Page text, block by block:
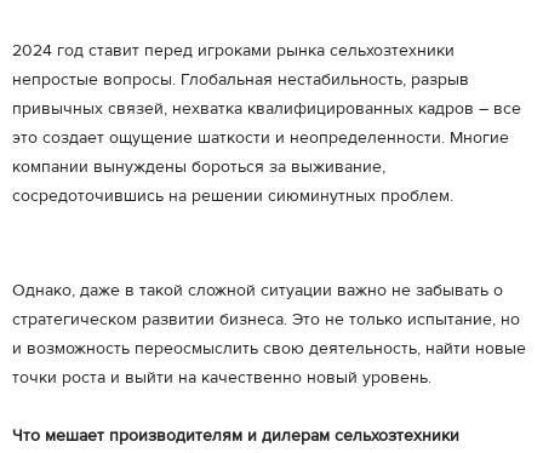
2024 год ставит перед игроками рынка сельхозтехники
непростые вопросы. Глобальная нестабильность, разрыв
привычных связей, нехватка квалифицированных кадров – все
это создает ощущение шаткости и неопределенности. Многие
компании вынуждены бороться за выживание,
сосредоточившись на решении сиюминутных проблем.
Однако, даже в такой сложной ситуации важно не забывать о
стратегическом развитии бизнеса. Это не только испытание, но
и возможность переосмыслить свою деятельность, найти новые
точки роста и выйти на качественно новый уровень.
Что мешает производителям и дилерам сельхозтехники